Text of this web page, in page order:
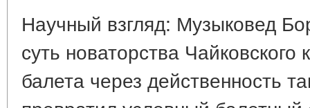
Научный взгляд: Музыковед
суть новаторства
балета через действенность